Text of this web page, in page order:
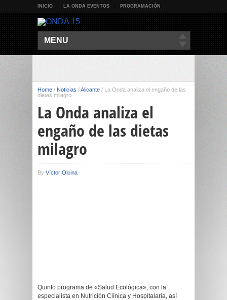
INICIO LA ONDA EVENTOS PROGRAMACIÓN
MENU
Home / Noticias /Alicante / La Onda analiza el engaño de las
dietas milagro
La Onda analiza el
engaño de las dietas
milagro
By Víctor Olcina
Quinto programa de «Salud Ecológica», con la
especialista en Nutrición Clínica y Hospitalaria, así